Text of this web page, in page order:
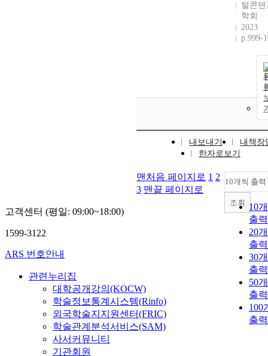
털콘텐
학회
2023
p.999-
내보내기
내책장
한자로보기
10개씩 출력
10
출력
20
출력
30
출력
50
출력
100
출력
조회
맨처음 페이지로 1 2
3 맨끝 페이지로
고객센터 (평일: 09:00~18:00)
1599-3122
ARS 번호안내
관련누리집
대학공개강의(KOCW)
학술정보통계시스템(Rinfo)
외국학술지지원센터(FRIC)
학술관계분석서비스(SAM)
사서커뮤니티
기관회원